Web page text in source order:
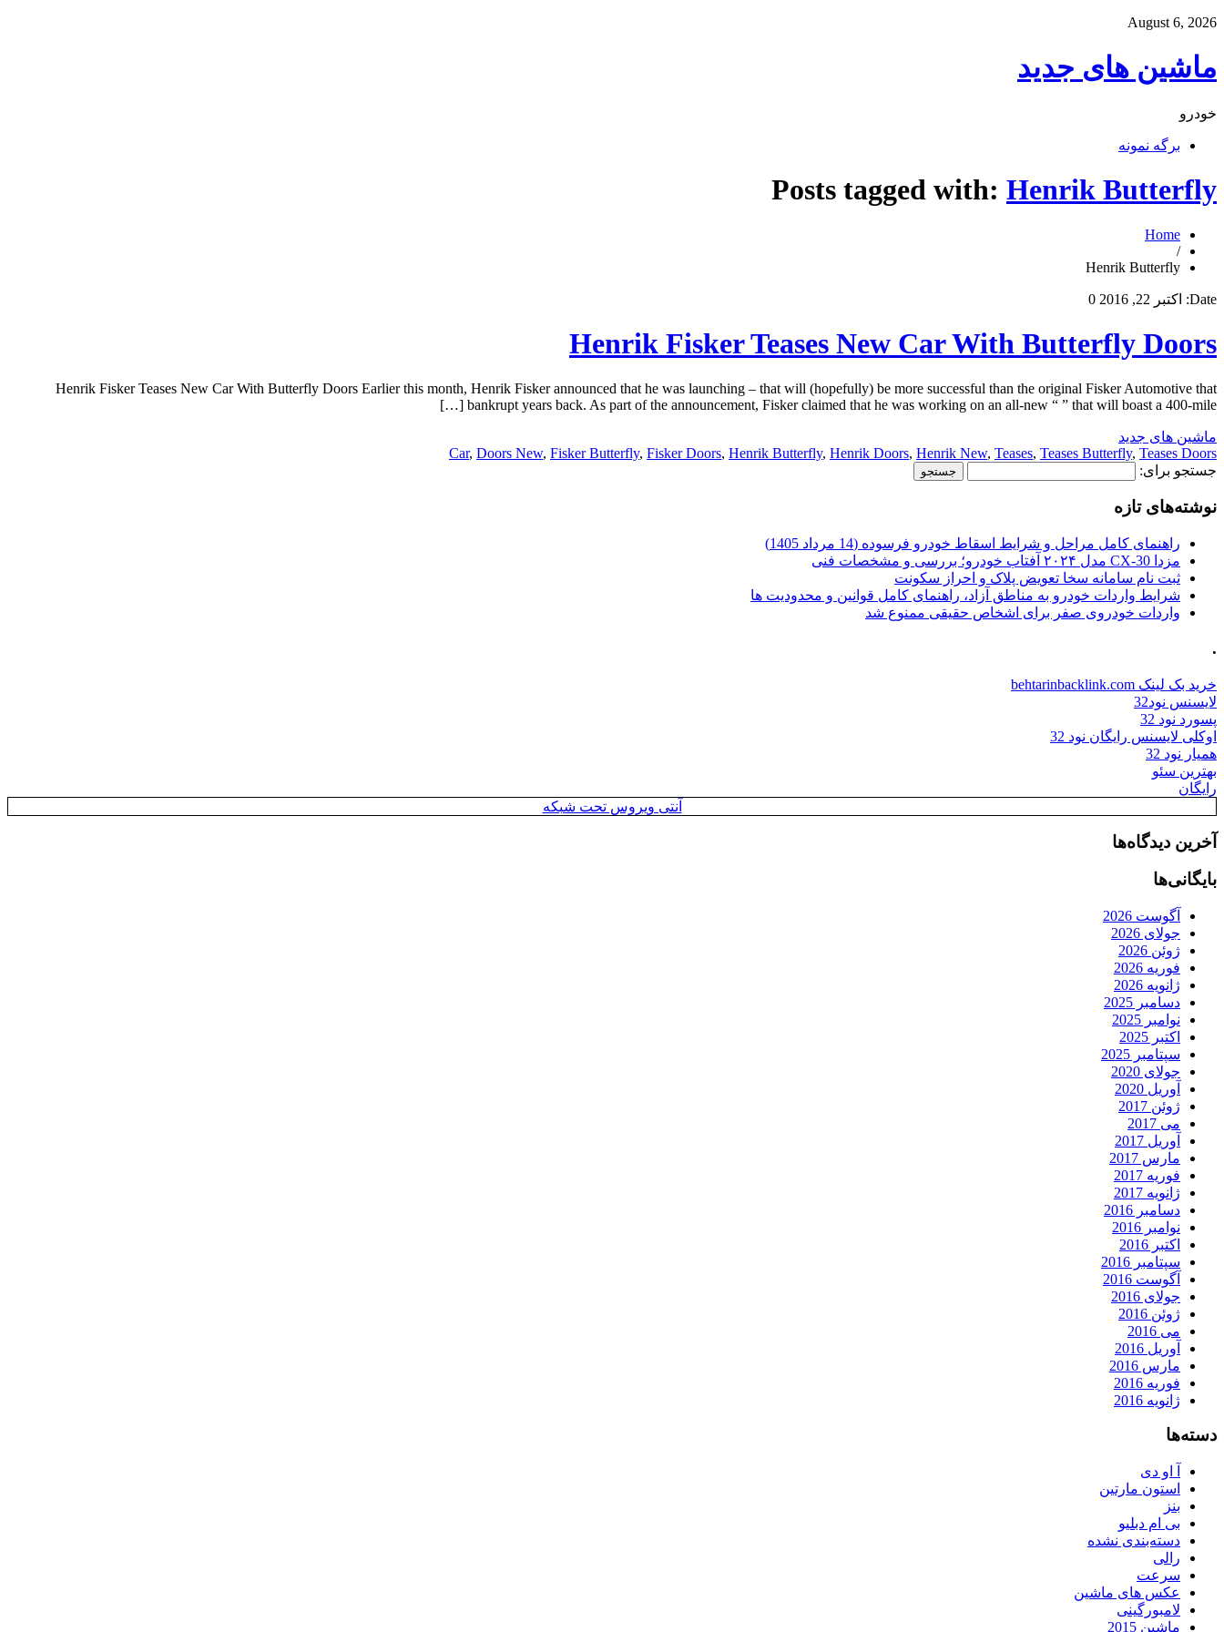
August 6, 2026
ماشین های جدید
خودرو
برگه نمونه
Posts tagged with: Henrik Butterfly
Home
/
Henrik Butterfly
Date: اکتبر 22, 2016 0
Henrik Fisker Teases New Car With Butterfly Doors
Henrik Fisker Teases New Car With Butterfly Doors Earlier this month, Henrik Fisker announced that he was launching – that will (hopefully) be more successful than the original Fisker Automotive that
bankrupt years back. As part of the announcement, Fisker claimed that he was working on an all-new “ ” that will boast a 400-mile […]
ماشین های جدید
Car, Doors New, Fisker Butterfly, Fisker Doors, Henrik Butterfly, Henrik Doors, Henrik New, Teases, Teases Butterfly, Teases Doors
جستجو برای:
نوشته‌های تازه
راهنمای کامل مراحل و شرایط اسقاط خودرو فرسوده (14 مرداد 1405)
مزدا CX-30 مدل ۲۰۲۴ آفتاب خودرو؛ بررسی و مشخصات فنی
ثبت نام سامانه سخا تعویض پلاک و احراز سکونت
شرایط واردات خودرو به مناطق آزاد، راهنمای کامل قوانین و محدودیت ها
واردات خودروی صفر برای اشخاص حقیقی ممنوع شد
.
خرید بک لینک behtarinbacklink.com
لایسنس نود32
پسورد نود 32
اوکلی لایسنس رایگان نود 32
همیار نود 32
بهترین سئو
رایگان
آنتی ویروس تحت شبکه
آخرین دیدگاه‌ها
بایگانی‌ها
آگوست 2026
جولای 2026
ژوئن 2026
فوریه 2026
ژانویه 2026
دسامبر 2025
نوامبر 2025
اکتبر 2025
سپتامبر 2025
جولای 2020
آوریل 2020
ژوئن 2017
می 2017
آوریل 2017
مارس 2017
فوریه 2017
ژانویه 2017
دسامبر 2016
نوامبر 2016
اکتبر 2016
سپتامبر 2016
آگوست 2016
جولای 2016
ژوئن 2016
می 2016
آوریل 2016
مارس 2016
فوریه 2016
ژانویه 2016
دسته‌ها
آ او دی
استون مارتین
بنز
بی ام دبلیو
دسته‌بندی نشده
رالی
سرعت
عکس های ماشین
لامبورگینی
ماشین 2015